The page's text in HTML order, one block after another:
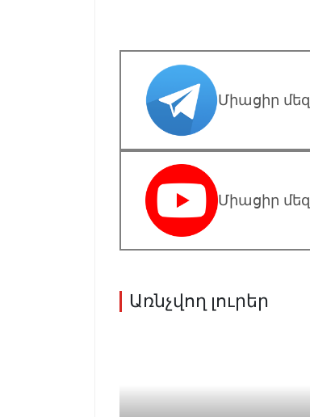
Միացիր մեզ
Միացիր մեզ
Առնչվող լուրեր